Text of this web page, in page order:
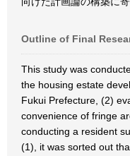
Outline of Final
This study was
the housing estate
Fukui Prefecture, (2)
convenience of fringe
conducting a resident
(1), it was sorted out